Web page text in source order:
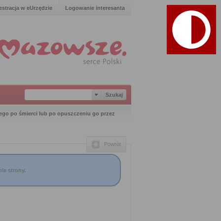
w eUrzędzie Logowanie interesanta
po śmierci lub po opuszczeniu go przez
Powrót
strony.